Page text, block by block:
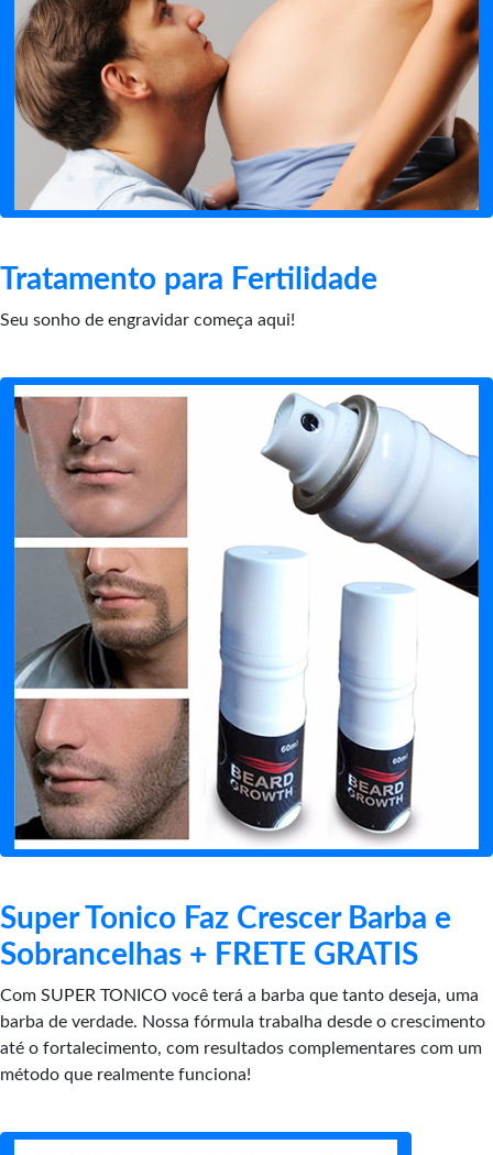
Tratamento para Fertilidade
Seu sonho de engravidar começa aqui!
Super Tonico Faz Crescer Barba e
Sobrancelhas + FRETE GRATIS
Com SUPER TONICO você terá a barba que tanto deseja, uma
barba de verdade. Nossa fórmula trabalha desde o crescimento
até o fortalecimento, com resultados complementares com um
método que realmente funciona!